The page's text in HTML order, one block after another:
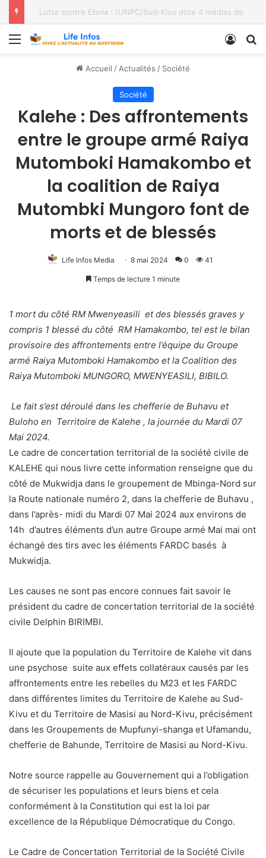
Menu
Accueil / Actualités / Société
Société
Kalehe : Des affrontements
entre le groupe armé Raiya
Mutomboki Hamakombo et
la coalition de Raiya
Mutombki Mungoro font de
morts et de blessés
Life Infos Media 8 mai 2024 0 41
Temps de lecture 1 minute
1 mort du côté RM Mwenyeasili et des blessés graves y
compris 1 blessé du côté RM Hamakombo, tel est le bilan
provisoire des affrontements entre l’équipe du Groupe
armé Raiya Mutomboki Hamakombo et la Coalition des
Raiya Mutomboki MUNGORO, MWENYEASILI, BIBILO.
Le fait s’est déroulé dans les chefferie de Buhavu et
Buloho en Territoire de Kalehe , la journée du Mardi 07
Mai 2024.
Le cadre de concertation territorial de la société civile de
KALEHE qui nous livre cette information renseigne que du
côté de Mukwidja dans le groupement de Mbinga-Nord sur
la Route nationale numéro 2, dans la chefferie de Buhavu ,
dans l’après- midi du Mardi 07 Mai 2024 aux environs de
14h d’autres éléments d’un autre Groupe armé Mai mai ont
échangé des tirs avec les éléments FARDC basés à
Mukwidja.
Les causes ne sont pas encore connues fait savoir le
président du cadre de concertation territorial de la société
civile Delphin BIRIMBI.
Il ajoute que la population du Territoire de Kalehe vit dans
une psychose suite aux effets collatéraux causés par les
affrontements entre les rebelles du M23 et les FARDC
dans différentes limites du Territoire de Kalehe au Sud-
Kivu et du Territoire de Masisi au Nord-Kivu, précisément
dans les Groupements de Mupfunyi-shanga et Ufamandu,
chefferie de Bahunde, Territoire de Masisi au Nord-Kivu.
Notre source rappelle au Gouvernement qui a l’obligation
de sécuriser les populations et leurs biens et cela
conformément à la Constitution qui est la loi par
excellence de la République Démocratique du Congo.
Le Cadre de Concertation Territorial de la Société Civile